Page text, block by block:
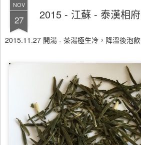
NOV
27 2015 - 江蘇 - 泰漢相
2015.11.27 開湯 - 茶湯極生冷，降溫後泡